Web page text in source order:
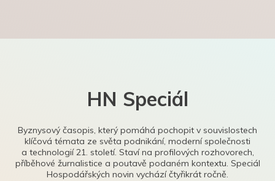
HN Speciál
Byznysový časopis, který pomáhá pochopit v souvislostech
klíčová témata ze světa podnikání, moderní společnosti
a technologií 21. století. Staví na profilových rozhovorech,
příběhové žurnalistice a poutavě podaném kontextu. Speciál
Hospodářských novin vychází čtyřikrát ročně.